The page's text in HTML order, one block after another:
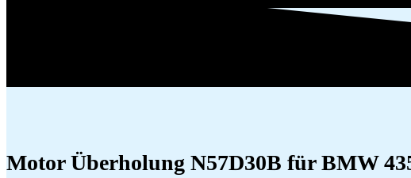
Motor Überholung N57D30B für BMW